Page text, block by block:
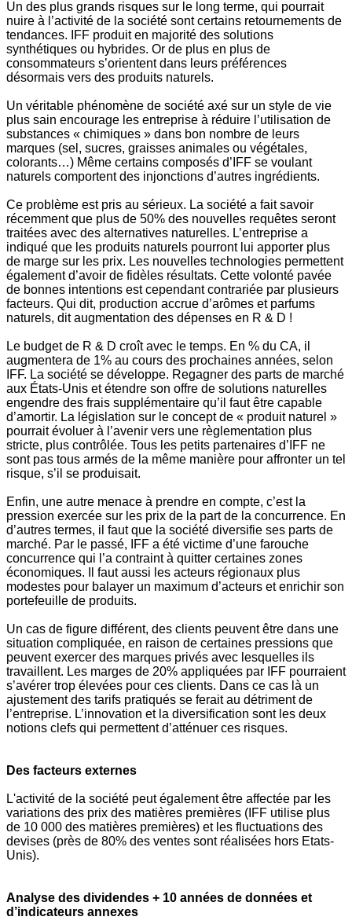
Un des plus grands risques sur le long terme, qui pourrait
nuire à l’activité de la société sont certains retournements de
tendances.
IFF produit en majorité des solutions
synthétiques ou hybrides. Or de plus en plus de
consommateurs s’orientent dans leurs préférences
désormais vers des produits naturels.
Un véritable phénomène de société axé sur un style de vie
plus sain encourage les entreprise à réduire l’utilisation de
substances « chimiques » dans bon nombre de leurs
marques (sel, sucres, graisses animales ou végétales,
colorants…) Même certains composés d’IFF se voulant
naturels comportent des injonctions d’autres ingrédients.
Ce problème est pris au sérieux. La société a fait savoir
récemment que plus de 50% des nouvelles requêtes seront
traitées avec des alternatives naturelles. L’entreprise a
indiqué que les produits naturels pourront lui apporter plus
de marge sur les prix. Les nouvelles technologies permettent
également d’avoir de fidèles résultats. Cette volonté pavée
de bonnes intentions est cependant contrariée par plusieurs
facteurs. Qui dit, production accrue d’arômes et parfums
naturels, dit augmentation des dépenses en R & D !
Le budget de R & D croît avec le temps. En % du CA, il
augmentera de 1% au cours des prochaines années, selon
IFF. La société se développe. Regagner des parts de marché
aux États-Unis et étendre son offre de solutions naturelles
engendre des frais supplémentaire qu’il faut être capable
d’amortir. La législation sur le concept de « produit naturel »
pourrait évoluer à l’avenir vers une règlementation plus
stricte, plus contrôlée. Tous les petits partenaires d’IFF ne
sont pas tous armés de la même manière pour affronter un tel
risque, s’il se produisait.
Enfin, une autre menace à prendre en compte, c’est la
pression exercée sur les prix de la part de la concurrence. En
d’autres termes, il faut que la société diversifie ses parts de
marché. Par le passé, IFF a été victime d’une farouche
concurrence qui l’a contraint à quitter certaines zones
économiques. Il faut aussi les acteurs régionaux plus
modestes pour balayer un maximum d’acteurs et enrichir son
portefeuille de produits.
Un cas de figure différent, des clients peuvent être dans une
situation compliquée, en raison de certaines pressions que
peuvent exercer des marques privés avec lesquelles ils
travaillent. Les marges de 20% appliquées par IFF pourraient
s’avérer trop élevées pour ces clients. Dans ce cas là un
ajustement des tarifs pratiqués se ferait au détriment de
l’entreprise. L’innovation et la diversification sont les deux
notions clefs qui permettent d’atténuer ces risques.
Des facteurs externes
L'activité de la société peut également être affectée par les
variations des prix des matières premières (IFF utilise plus
de 10 000 des matières premières) et les fluctuations des
devises (près de 80% des ventes sont réalisées hors Etats-
Unis).
Analyse des dividendes + 10 années de données et
d’indicateurs annexes